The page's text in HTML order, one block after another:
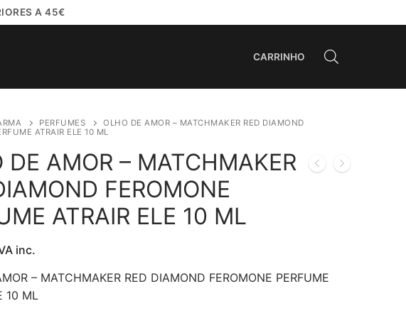
A 45€
CARRINHO
PERFUMES
OLHO DE AMOR – MATCHMAKER RED DIAMOND
ATRAIR ELE 10 ML
DE AMOR – MATCHMAKER
FEROMONE
ATRAIR ELE 10 ML
inc.
– MATCHMAKER RED DIAMOND FEROMONE PERFUME
10 ML